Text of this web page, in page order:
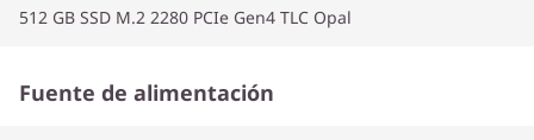
512 GB SSD M.2 2280 PCIe Gen4 TLC Opal
Fuente de alimentación